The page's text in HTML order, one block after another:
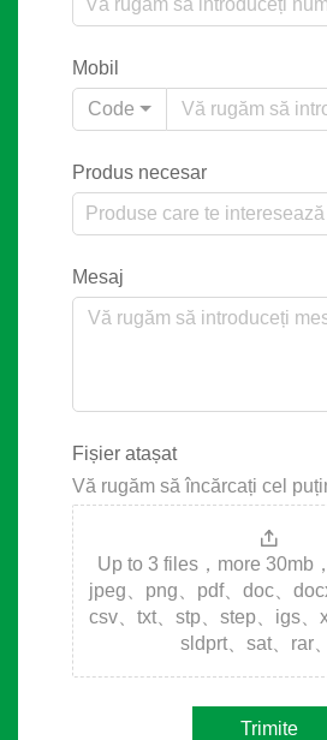
Mobil
Code
Produs necesar
Mesaj
Fișier atașat
Vă rugăm să încărcați cel
Up to 3 files，more 30mb
jpeg、png、pdf、doc、
csv、txt、stp、step、igs、
sldprt、sat、rar
Trimite